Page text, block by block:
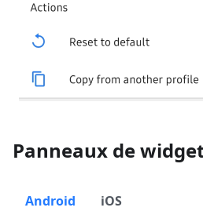
Panneaux de
Android iOS